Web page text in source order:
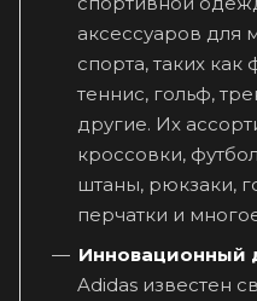
аксессуаров для
спорта, таких как
теннис, гольф,
другие. Их
кроссовки,
штаны, рюкзаки,
перчатки и
Инновационный
Adidas известен